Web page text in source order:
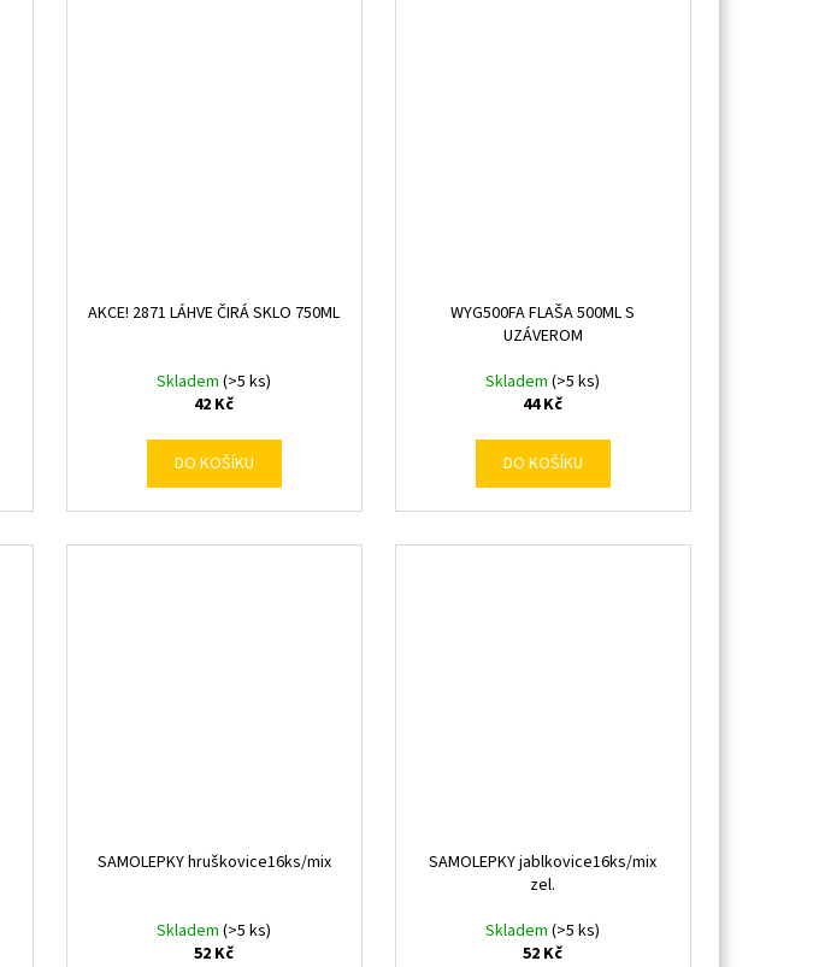
AKCE! 2871 LÁHVE ČIRÁ SKLO 750ML
Skladem(>5 ks)
42 Kč
DO KOŠÍKU
WYG500FA FLAŠA 500ML S
UZÁVEROM
Skladem(>5 ks)
44 Kč
DO KOŠÍKU
SAMOLEPKY hruškovice16ks/mix
Skladem(>5 ks)
52 Kč
SAMOLEPKY jablkovice16ks/mix
zel.
Skladem(>5 ks)
52 Kč